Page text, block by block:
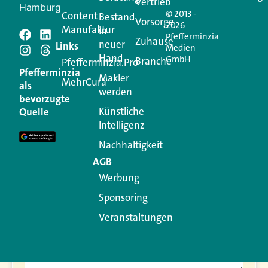
Schreiben Sie einen
Kommentar
Ihre E-Mail-Adresse wird nicht veröffentlicht.
Erforderliche Felder sind mit
Kommentar
Hamburg
Pfefferminzia
als
bevorzugte
Quelle
Content
Manufaktur
Links
Pfefferminzia.Pro
MehrCura
Bestand
in
neuer
Hand
Makler
werden
Künstliche
Intelligenz
Nachhaltigkeit
AGB
Werbung
Sponsoring
Veranstaltungen
Vorsorge
Zuhause
Branche
© 2013 -
2026
Pfefferminzia
Medien
GmbH